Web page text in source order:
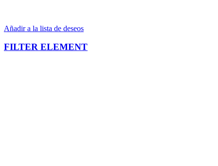
Añadir a la lista de deseos
FILTER ELEMENT